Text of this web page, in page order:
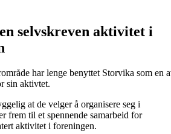
selvskreven aktivitet i
har lenge benyttet Storvika som en
sin aktivtet.
at de velger å organisere seg i
frem til et spennende samarbeid for
aktivitet i foreningen.